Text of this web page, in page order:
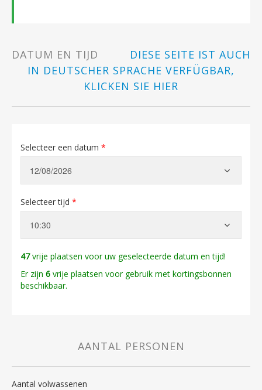
DATUM EN TIJD
DIESE SEITE IST AUCH
IN DEUTSCHER SPRACHE VERFÜGBAR,
KLICKEN SIE HIER
Selecteer een datum *
Selecteer tijd *
47vrije plaatsen voor uw geselecteerde datum en tijd!
Er zijn 6 vrije plaatsen voor gebruik met kortingsbonnen
beschikbaar.
AANTAL PERSONEN
Aantal volwassenen